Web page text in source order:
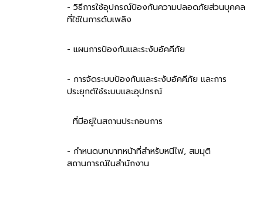
- วิธีการใช้อุปกรณ์ป้องกันความปลอดภัยส่วนบุคคล
ที่ใช้ในการดับเพลิง
- แผนการป้องกันและระงับอัคคีภัย
- การจัดระบบป้องกันและระงับอัคคีภัย และการ
ประยุกต์ใช้ระบบและอุปกรณ์
ที่มีอยู่ในสถานประกอบการ
- กำหนดบทบาทหน้าที่สำหรับหนีไฟ, สมมุติ
สถานการณ์ในสำนักงาน